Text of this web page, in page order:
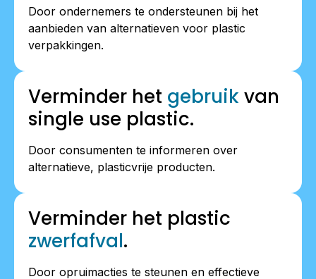
Door ondernemers te ondersteunen bij het
aanbieden van alternatieven voor plastic
verpakkingen.
Verminder het gebruik van
single use plastic.
Door consumenten te informeren over
alternatieve, plasticvrije producten.
Verminder het plastic
zwerfafval.
Door opruimacties te steunen en effectieve